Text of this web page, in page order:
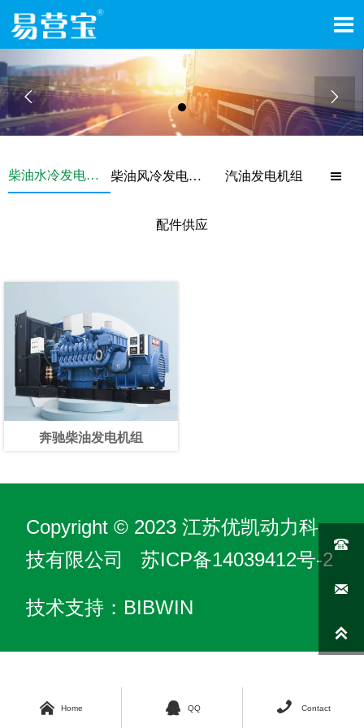

 
柴油水冷发电机组 柴油风冷发电机组 汽油发电机组 
配件供应
奔驰柴油发电机组
Copyright © 2023 江苏优凯动力科
技有限公司苏ICP备14039412号-2
技术支持：BIBWIN
 Home  QQ  Contact


